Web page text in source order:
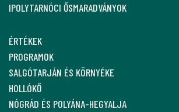
IPOLYTARNÓCI ŐSMARADVÁNYOK
ÉRTÉKEK
PROGRAMOK
SALGÓTARJÁN ÉS KÖRNYÉKE
HOLLÓKŐ
NÓGRÁD ÉS POLYÁNA-HEGYALJA